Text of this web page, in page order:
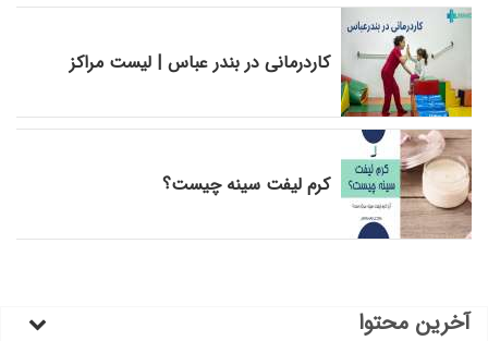
کاردرمانی در بندر عباس | لیست مراکز
کرم لیفت سینه چیست؟
آخرین محتوا